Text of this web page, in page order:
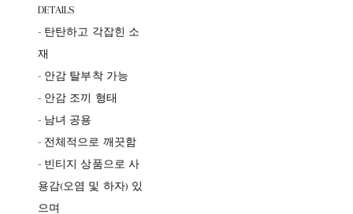
DETAILS
- 탄탄하고 각잡힌 소
재
- 안감 탈부착 가능
- 안감 조끼 형태
- 남녀 공용
- 전체적으로 깨끗함
- 빈티지 상품으로 사
용감(오염 및 하자) 있
으며